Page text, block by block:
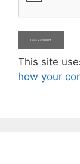
This site
how your